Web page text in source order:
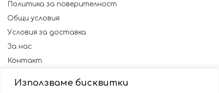
Използваме бисквитки
Политика за поверителност
Общи условия
Условия за доставка
За нас
Контакт